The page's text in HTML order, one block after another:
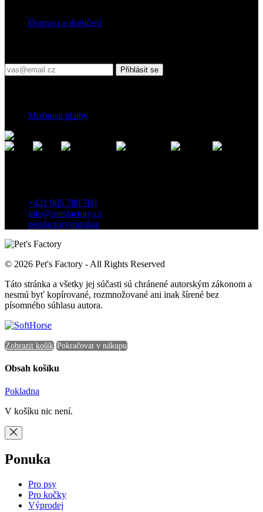
Doprava a doručení
Přihlásit se
Možnosti platby
+421 905 780 760
info@petsfactory.cz
petsfactoryslovakia
© 2026 Pet's Factory - All Rights Reserved
Táto stránka a všetky jej súčasti sú chránené autorským zákonom a
nesmú byť kopírované, rozmnožované ani inak šírené bez
písomného súhlasu autora.
Zobrazit košík Pokračovat v nákupu
Obsah košíku
Pokladna
V košíku nic není.
Ponuka
Pro psy
Pro kočky
Výprodej